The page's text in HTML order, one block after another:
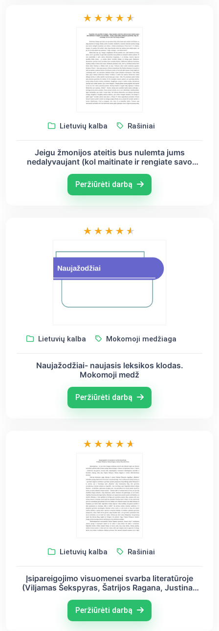
Lietuvių kalba Rašiniai
Jeigu žmonijos ateitis bus nulemta jums
nedalyvaujant (kol maitinate ir rengiate savo
pasekmių. Taip, tai neteisinga, bet kas sakė, kad
istorija teisinga?
Peržiūrėti darbą
Lietuvių kalba Mokomoji medžiaga
Naujažodžiai- naujasis leksikos klodas.
Mokomoji medž
Peržiūrėti darbą
Lietuvių kalba Rašiniai
Įsipareigojimo visuomenei svarba literatūroje
(Viljamas Šekspyras, Šatrijos Ragana, Justinas
Peržiūrėti darbą